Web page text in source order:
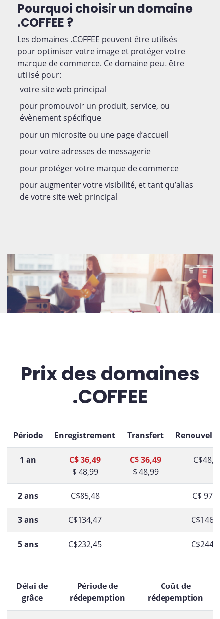
Pourquoi choisir un domaine
.COFFEE ?
Les domaines .COFFEE peuvent être utilisés
pour optimiser votre image et protéger votre
marque de commerce. Ce domaine peut être
utilisé pour:
votre site web principal
pour promouvoir un produit, service, ou
évènement spécifique
pour un microsite ou une page d’accueil
pour votre adresses de messagerie
pour protéger votre marque de commerce
pour augmenter votre visibilité, et tant qu’alias
de votre site web principal
Prix des domaines
.COFFEE
Période Enregistrement Transfert
1 an
C$ 36,49
$ 48,99
C$ 36,49
$ 48,99
2 ans C$85,48 C$
3 ans C$134,47
5 ans C$232,45
Délai de
grâce
Période de
rédepemption
Coût de
rédepemption